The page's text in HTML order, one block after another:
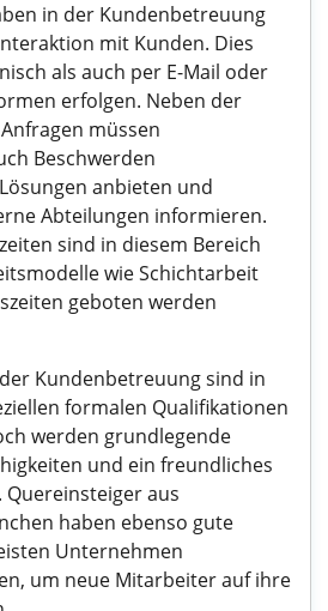
in der Kundenbetreuung
mit Kunden. Dies
als auch per E-Mail oder
erfolgen. Neben der
müssen
Beschwerden
anbieten und
Abteilungen informieren.
sind in diesem Bereich
wie Schichtarbeit
geboten werden
Kundenbetreuung sind in
formalen Qualifikationen
werden grundlegende
und ein freundliches
aus
haben ebenso gute
Unternehmen
um neue Mitarbeiter auf ihre